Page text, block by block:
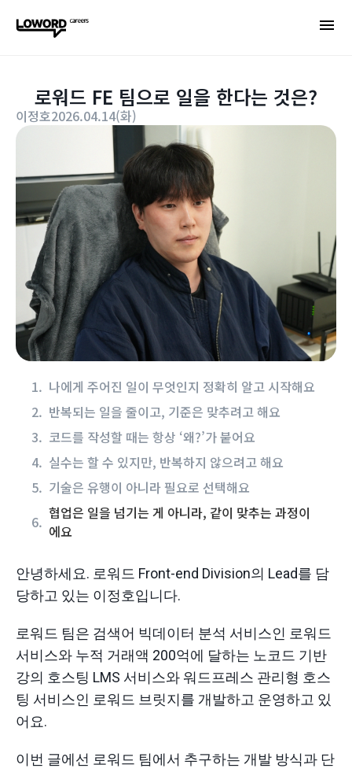
로워드 FE 팀으로 일을 한다는 것은?
이정호2026.04.14(화)
나에게 주어진 일이 무엇인지 정확히 알고 시작해요
반복되는 일을 줄이고, 기준은 맞추려고 해요
코드를 작성할 때는 항상 ‘왜?’가 붙어요
실수는 할 수 있지만, 반복하지 않으려고 해요
기술은 유행이 아니라 필요로 선택해요
협업은 일을 넘기는 게 아니라, 같이 맞추는 과정이
에요
안녕하세요. 로워드 Front-end Division의 Lead를 담
당하고 있는 이정호입니다.
로워드 팀은 검색어 빅데이터 분석 서비스인 로워드
서비스와 누적 거래액 200억에 달하는 노코드 기반
강의 호스팅 LMS 서비스와 워드프레스 관리형 호스
팅 서비스인 로워드 브릿지를 개발하고 운영하고 있
어요.
이번 글에선 로워드 팀에서 추구하는 개발 방식과 단